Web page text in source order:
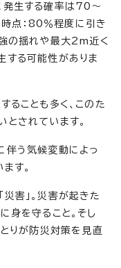
発生する確率は70～
点：80％程度に引き
の揺れや最大2m近く
する可能性がありま
ることも多く、このた
されています。
伴う気候変動によっ
す。
害」。災害が起きた
身を守ること。そし
とりが防災対策を見直